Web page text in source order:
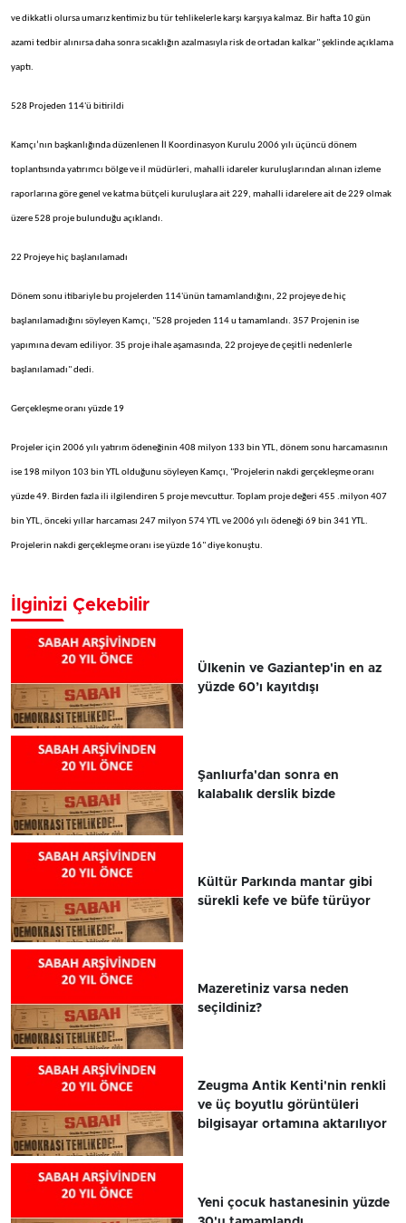
ve dikkatli olursa umarız kentimiz bu tür tehlikelerle karşı karşıya kalmaz. Bir hafta 10 gün
azami tedbir alınırsa daha sonra sıcaklığın azalmasıyla risk de ortadan kalkar" şeklinde açıklama
yaptı.
528 Projeden 114'ü bitirildi
Kamçı’nın başkanlığında düzenlenen İl Koordinasyon Kurulu 2006 yılı üçüncü dönem
toplantısında yatırımcı bölge ve il müdürleri, mahalli idareler kuruluşlarından alınan izleme
raporlarına göre genel ve katma bütçeli kuruluşlara ait 229, mahalli idarelere ait de 229 olmak
üzere 528 proje bulunduğu açıklandı.
22 Projeye hiç başlanılamadı
Dönem sonu itibariyle bu projelerden 114'ünün tamamlandığını, 22 projeye de hiç
başlanılamadığını söyleyen Kamçı, "528 projeden 114 u tamamlandı. 357 Projenin ise
yapımına devam ediliyor. 35 proje ihale aşamasında, 22 projeye de çeşitli nedenlerle
başlanılamadı" dedi.
Gerçekleşme oranı yüzde 19
Projeler için 2006 yılı yatırım ödeneğinin 408 milyon 133 bin YTL, dönem sonu harcamasının
ise 198 milyon 103 bin YTL olduğunu söyleyen Kamçı, "Projelerin nakdi gerçekleşme oranı
yüzde 49. Birden fazla ili ilgilendiren 5 proje mevcuttur. Toplam proje değeri 455 .milyon 407
bin YTL, önceki yıllar harcaması 247 milyon 574 YTL ve 2006 yılı ödeneği 69 bin 341 YTL.
Projelerin nakdi gerçekleşme oranı ise yüzde 16" diye konuştu.
İlginizi Çekebilir
Ülkenin ve Gaziantep'in en az
yüzde 60’ı kayıtdışı
Şanlıurfa'dan sonra en
kalabalık derslik bizde
Kültür Parkında mantar gibi
sürekli kefe ve büfe türüyor
Mazeretiniz varsa neden
seçildiniz?
Zeugma Antik Kenti'nin renkli
ve üç boyutlu görüntüleri
bilgisayar ortamına aktarılıyor
Yeni çocuk hastanesinin yüzde